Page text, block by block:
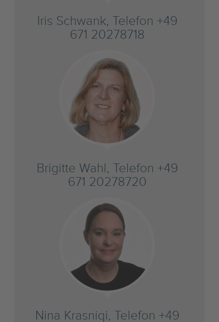
Iris Schwank, Telefon +49
671 20278718
Brigitte Wahl, Telefon +49
671 20278720
Nina Krasniqi, Telefon +49